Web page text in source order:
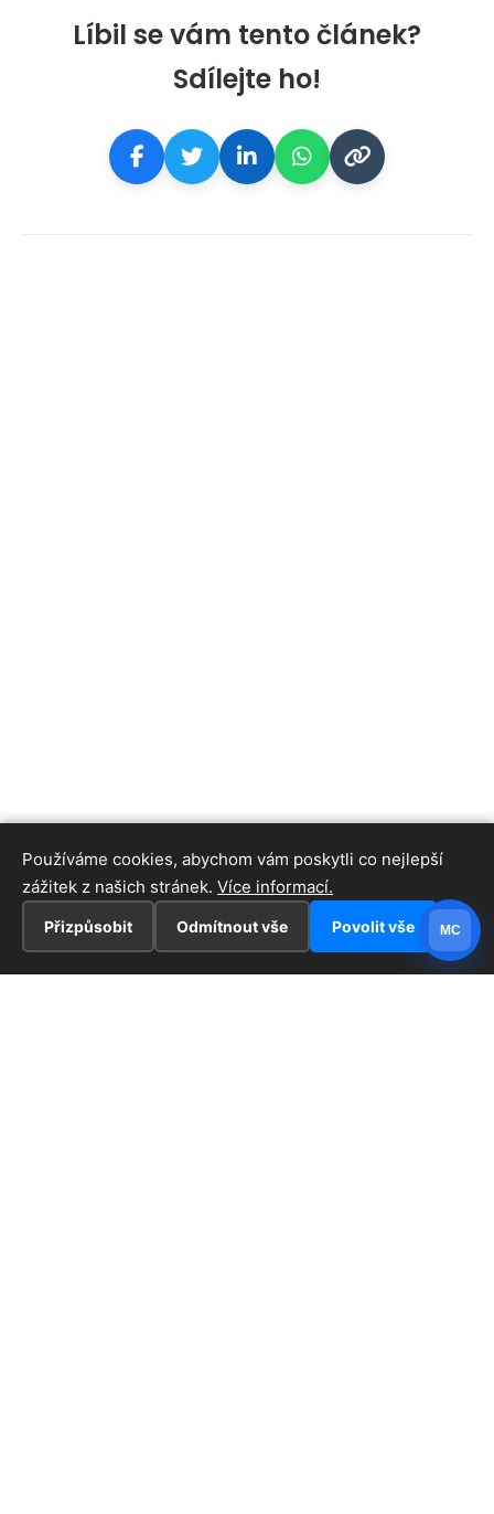
Líbil se vám tento článek?
Sdílejte ho!
Používáme cookies, abychom vám poskytli co nejlepší
zážitek z našich stránek. Více informací.
Přizpůsobit Odmítnout vše Povolit vše MC